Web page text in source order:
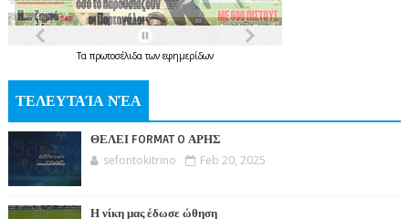
Τα πρωτοσέλιδατων εφημερίδων
ΤΕΛΕΥΤΑΊΑ ΝΈΑ
ΘΕΛΕΙ FORMAT O ΑΡΗΣ
sefontokitrino Feb 20, 2025
Η νίκη μας έδωσε ώθηση